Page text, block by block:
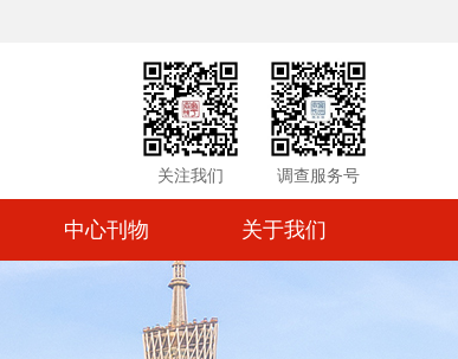
关注我们 调查服务号
中心刊物 关于我们